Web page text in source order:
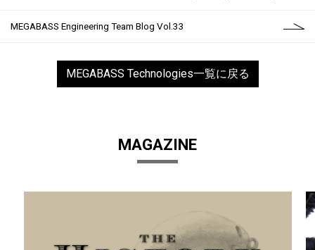
MEGABASS Engineering Team Blog Vol.33
MEGABASS Technologies一覧に戻る
MAGAZINE